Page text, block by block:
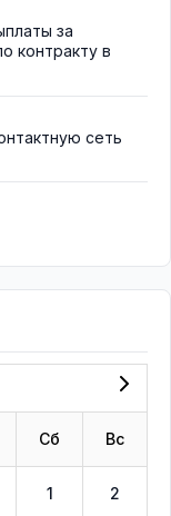
за
контракту в
сеть
Сб Вс
1 2